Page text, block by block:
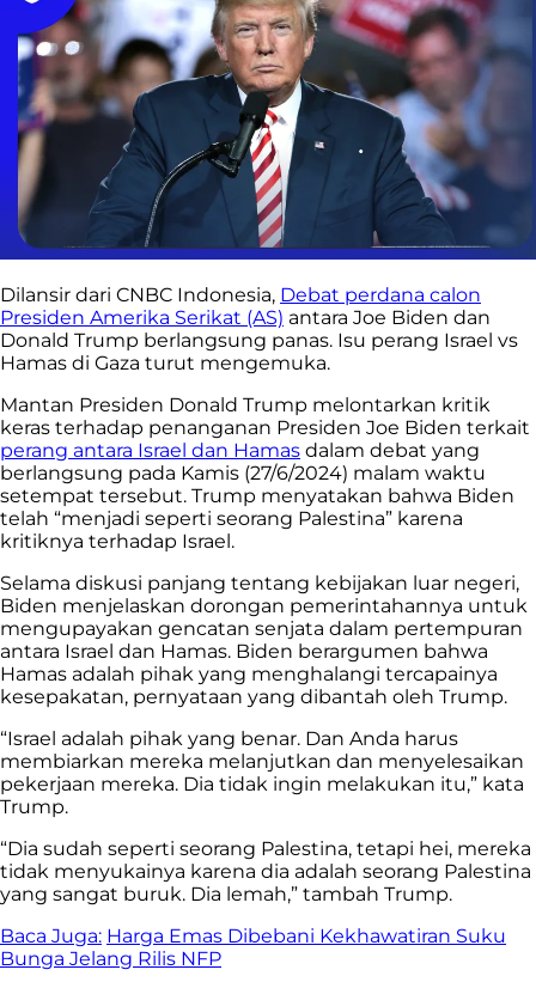
Dilansir dari CNBC Indonesia, Debat perdana calon
Presiden Amerika Serikat (AS) antara Joe Biden dan
Donald Trump berlangsung panas. Isu perang Israel vs
Hamas di Gaza turut mengemuka.
Mantan Presiden Donald Trump melontarkan kritik
keras terhadap penanganan Presiden Joe Biden terkait
perang antara Israel dan Hamas dalam debat yang
berlangsung pada Kamis (27/6/2024) malam waktu
setempat tersebut. Trump menyatakan bahwa Biden
telah “menjadi seperti seorang Palestina” karena
kritiknya terhadap Israel.
Selama diskusi panjang tentang kebijakan luar negeri,
Biden menjelaskan dorongan pemerintahannya untuk
mengupayakan gencatan senjata dalam pertempuran
antara Israel dan Hamas. Biden berargumen bahwa
Hamas adalah pihak yang menghalangi tercapainya
kesepakatan, pernyataan yang dibantah oleh Trump.
“Israel adalah pihak yang benar. Dan Anda harus
membiarkan mereka melanjutkan dan menyelesaikan
pekerjaan mereka. Dia tidak ingin melakukan itu,” kata
Trump.
“Dia sudah seperti seorang Palestina, tetapi hei, mereka
tidak menyukainya karena dia adalah seorang Palestina
yang sangat buruk. Dia lemah,” tambah Trump.
Baca Juga: Harga Emas Dibebani Kekhawatiran Suku
Bunga Jelang Rilis NFP